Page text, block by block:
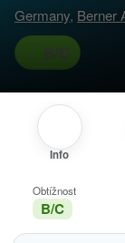
Germany, Berner
B/C
Info
Obtížnost
B/C